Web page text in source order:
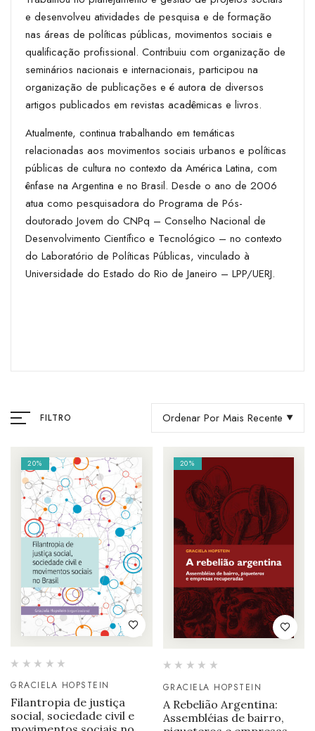
e desenvolveu atividades de pesquisa e de formação
nas áreas de políticas públicas, movimentos sociais e
qualificação profissional. Contribuiu com organização de
seminários nacionais e internacionais, participou na
organização de publicações e é autora de diversos
artigos publicados em revistas acadêmicas e livros.
Atualmente, continua trabalhando em temáticas
relacionadas aos movimentos sociais urbanos e políticas
públicas de cultura no contexto da América Latina, com
ênfase na Argentina e no Brasil. Desde o ano de 2006
atua como pesquisadora do Programa de Pós-
doutorado Jovem do CNPq – Conselho Nacional de
Desenvolvimento Científico e Tecnológico – no contexto
do Laboratório de Políticas Públicas, vinculado à
Universidade do Estado do Rio de Janeiro – LPP/UERJ.
FILTRO Ordenar Por Mais Recente
20%
GRACIELA HOPSTEIN
Filantropia de justiça
social, sociedade civil e
20%
GRACIELA HOPSTEIN
A Rebelião Argentina:
Assembléias de bairro,